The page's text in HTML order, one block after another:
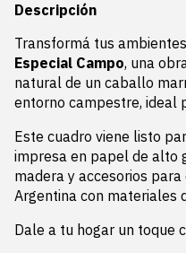
Descripción
Transformá tus
Especial Campo, una
natural de un caballo
entorno campestre, ideal
Este cuadro viene listo
impresa en papel de alto
madera y accesorios
Argentina con materiales
Dale a tu hogar un toque